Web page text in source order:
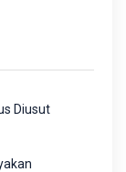
Diusut